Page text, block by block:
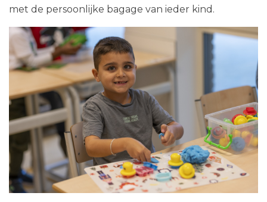
met de persoonlijke bagage van ieder kind.